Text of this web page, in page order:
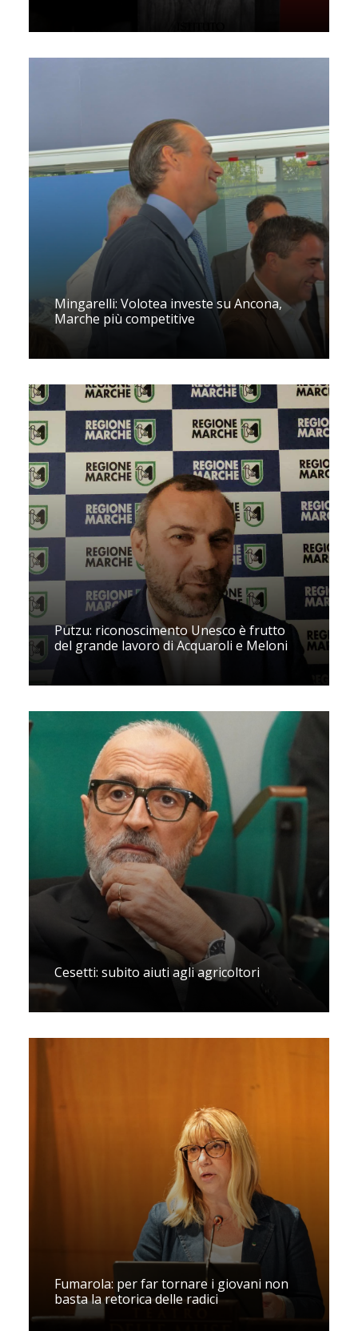
Mingarelli: Volotea investe su Ancona,
Marche più competitive
Putzu: riconoscimento Unesco è frutto
del grande lavoro di Acquaroli e Meloni
Cesetti: subito aiuti agli agricoltori
Fumarola: per far tornare i giovani non
basta la retorica delle radici